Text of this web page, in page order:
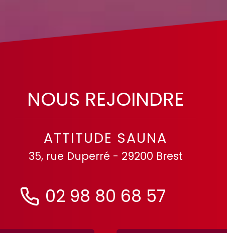
NOUS REJOINDRE
ATTITUDE SAUNA
35, rue Duperré - 29200 Brest
02 98 80 68 57